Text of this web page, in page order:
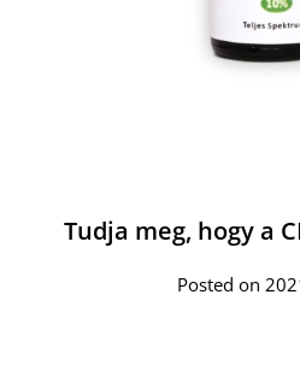
Tudja meg, hogy a
Posted on